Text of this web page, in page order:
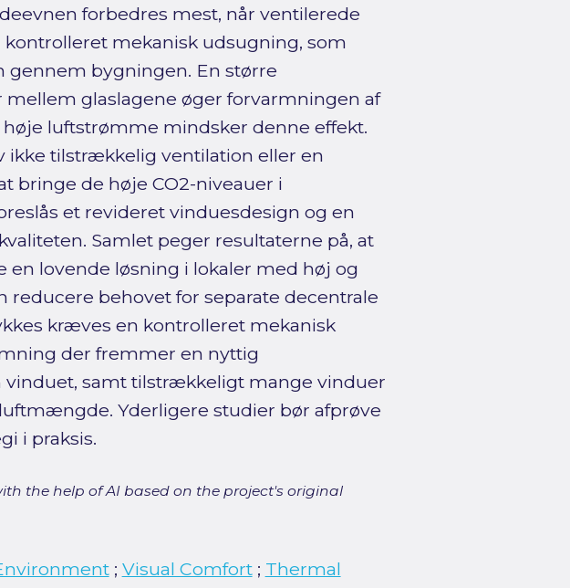
forbedres mest, når ventilerede
mekanisk udsugning, som
bygningen. En større
glaslagene øger forvarmningen af
luftstrømme mindsker denne effekt.
ikke tilstrækkelig ventilation eller en
bringe de høje CO2-niveauer i
et revideret vinduesdesign og en
Samlet peger resultaterne på, at
lovende løsning i lokaler med høj og
behovet for separate decentrale
kræves en kontrolleret mekanisk
der fremmer en nyttig
samt tilstrækkeligt mange vinduer
Yderligere studier bør afprøve
i praksis.
the help of AI based on the project's original
; Visual Comfort; Thermal